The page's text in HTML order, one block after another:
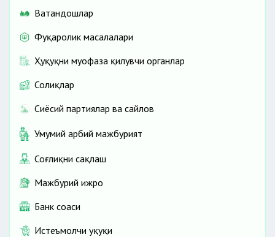
Ватандошлар
Фуқаролик масалалари
Ҳуқуқни муҳофаза қилувчи органлар
Солиқлар
Сиёсий партиялар ва сайлов
Умумий ҳарбий мажбурият
Соғлиқни сақлаш
Мажбурий ижро
Банк соҳаси
Истеъмолчи ҳуқуқи